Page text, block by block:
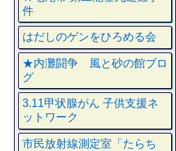
件
はだしのゲンをひろめる会
★内灘闘争 風と砂の館ブロ
グ
3.11甲状腺がん 子供支援ネ
ットワーク
市民放射線測定室「たらち